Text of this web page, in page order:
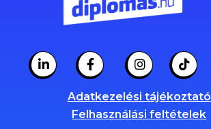
Adatkezelési tájékoztató
Felhasználási feltételek